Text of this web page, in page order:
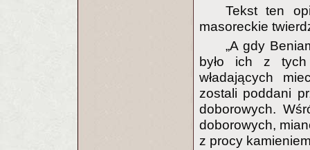
Tekst ten
masoreckie
„A gdy
było ich z tych
władających
zostali poddani
doborowych.
doborowych,
z procy